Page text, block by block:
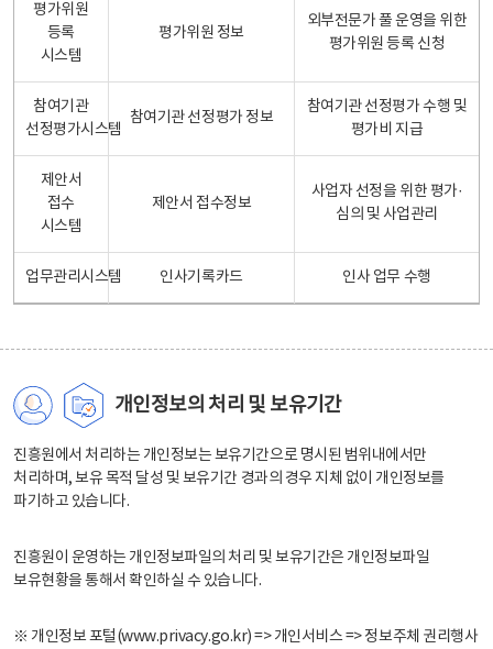
평가위원
등록
시스템
평가위원 정보
외부전문가 풀 운영을 위한
평가위원 등록 신청
참여기관
선정평가시스템
참여기관 선정평가 정보
참여기관 선정평가 수행 및
평가비 지급
제안서
접수
시스템
제안서 접수정보
사업자 선정을 위한 평가·
심의 및 사업관리
업무관리시스템 인사기록카드 인사 업무 수행
개인정보의 처리 및 보유기간
진흥원에서 처리하는 개인정보는 보유기간으로 명시된 범위내에서만
처리하며, 보유 목적 달성 및 보유기간 경과의 경우 지체 없이 개인정보를
파기하고 있습니다.
진흥원이 운영하는 개인정보파일의 처리 및 보유기간은 개인정보파일
보유현황을 통해서 확인하실 수 있습니다.
※ 개인정보 포털(www.privacy.go.kr) => 개인서비스 => 정보주체 권리행사